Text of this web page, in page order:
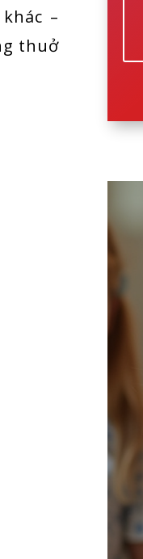
–
thuở